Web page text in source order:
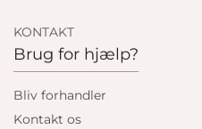
KONTAKT
Brug for hjælp?
Bliv forhandler
Kontakt os